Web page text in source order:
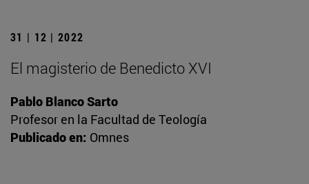
31 | 12 | 2022
El magisterio de Benedicto XVI
Pablo Blanco Sarto
Profesor en la Facultad de Teología
Publicado en: Omnes